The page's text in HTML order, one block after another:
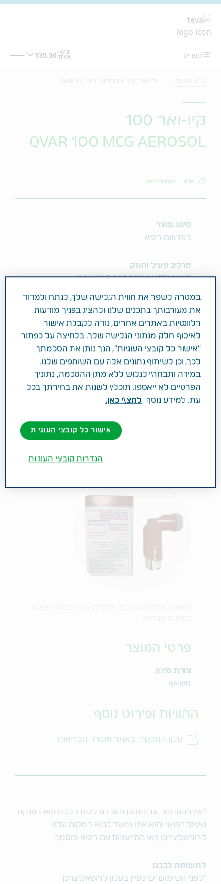
קיו-ואר 100
QVAR 100 MCG AEROSOL
אחר במרשם רופא
סיווג מוצר
במרשם רופא
מרכיב פעיל וחוזק
100MCG/DOSE BECLOMETASONE
פעילות רפואית
שנים ומעלה. קבוצה תרפויטית: קורטיקוסטרואידים
פרטי המוצר
צורת מינון
משאף
התוויות ופירוט נוסף
עלון התכשיר באתר משרד הבריאות
*אין להסתמך על התוכן והמידע לשם קבלת ו/או הענקת
טיפול רפואי והוא אינו מיועד לבוא במקום עלון
לרופא/לצרכן ו/או התייעצות עם רופא מוסמך.
לתשומת לבכם
*לפני השימוש יש לעיין בעלון לרופא/לצרכן
במטרה לשפר את חווית הגלישה שלך, לנתח ולמדוד
את מעורבותך בתכנים שלנו ולהציג בפניך מודעות
רלוונטיות באתרים אחרים, נודה לקבלת אישור
לאיסוף חלק מנתוני הגלישה שלך. בלחיצה על כפתור
"אישור כל קובצי העוגיות", הנך נותן את הסכמתך
לכך, וכן לשיתוף נתונים אלה עם השותפים שלנו.
במידה ותבחר\י לגלוש ללא מתן ההסכמה, נתוניך
הפרטיים לא ייאספו. תוכל/י לשנות את בחירתך בכל
עת. למידע נוסף
לחצ\י כאן.
אישור כל קובצי העוגיות
הגדרות קובצי העוגיות